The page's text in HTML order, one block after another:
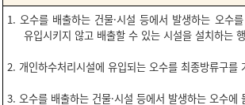
1. 오수를 배출하는 건물·시설 등에서 발생하는 오수
유입시키지 않고 배출할 수 있는 시설을 설치하는
2. 개인하수처리시설에 유입되는 오수를 최종방류구
3. 오수를 배출하는 건물·시설 등에서 발생하는 오수